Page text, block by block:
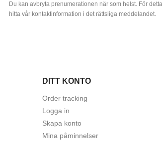
Du kan avbryta prenumerationen när som helst. För
hitta vår kontaktinformation i det rättsliga meddelandet.
DITT KONTO
Order tracking
Logga in
Skapa konto
Mina påminnelser